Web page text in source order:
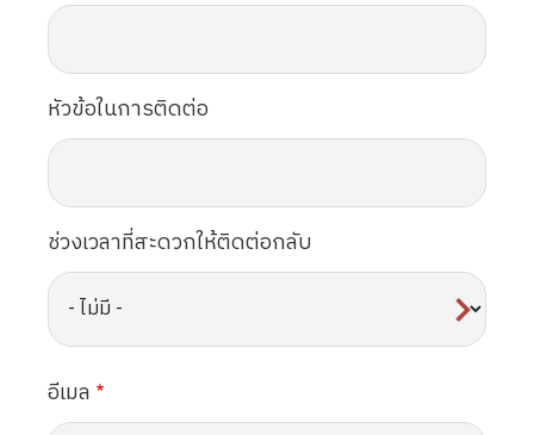
หัวข้อในการติดต่อ
ช่วงเวลาที่สะดวกให้ติดต่อกลับ
อีเมล